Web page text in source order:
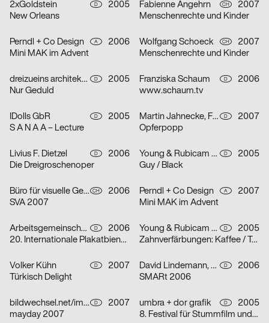
2xGoldstein D
2005
New Orleans
Fabienne Angehrn CH
2007
Menschenrechte und Kinder
Perndl + Co Design A
2006
Mini MAK im Advent
Wolfgang Schoeck CH
2007
Menschenrechte und Kinder
dreizueins architekturdesigngrafik für Group.IE D
2005
Nur Geduld
Franziska Schaum D
2006
www.schaum.tv
IDolls GbR D
2005
S A N A A – Lecture
Martin Jahnecke, Friederike Kühne, Bastian Renner, Jana Steffen D
2007
Opferpopp
Livius F. Dietzel D
2006
Die Dreigroschenoper
Young & Rubicam GmbH & Co. KG D
2005
Guy / Black
Büro für visuelle Gestaltung: Kreis offen CH
2006
SVA 2007
Perndl + Co Design A
2007
Mini MAK im Advent
Arbeitsgemeinschaft für visuelle und verbale Kommunikation Uwe Loesch D
2006
20. Internationale Plakatbiennale Warschau
Young & Rubicam GmbH & Co. KG D
2005
Zahnverfärbungen: Kaffee / Tee / Zigaretten
Volker Kühn D
2007
Türkisch Delight
David Lindemann, Matthias Wörle D
2006
SMARt 2006
bildwechsel.net/image-shift.net D
2007
mayday 2007
umbra + dor grafik D
2005
8. Festival für Stummfilm und Musik